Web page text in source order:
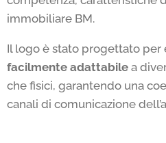
immobiliare BM.
Il logo è stato progettato per
facilmente adattabile a
che fisici, garantendo una
canali di comunicazione